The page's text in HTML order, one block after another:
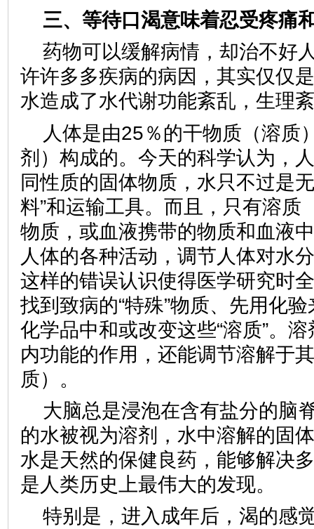
三、等待口渴意味着忍受疼
药物可以缓解病情，却治不好
许许多多疾病的病因，其实仅仅
水造成了水代谢功能紊乱，生理
人体是由25％的干物质（溶质
剂）构成的。今天的科学认为，
同性质的固体物质，水只不过是
料”和运输工具。而且，只有溶质
物质，或血液携带的物质和血液
人体的各种活动，调节人体对水
这样的错误认识使得医学研究时
找到致病的“特殊”物质、先用化
化学品中和或改变这些“溶质”。
内功能的作用，还能调节溶解于
质）。
大脑总是浸泡在含有盐分的脑
的水被视为溶剂，水中溶解的固
水是天然的保健良药，能够解决
是人类历史上最伟大的发现。
特别是，进入成年后，渴的感